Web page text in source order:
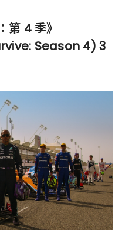
第 4 季》
Season 4) 3